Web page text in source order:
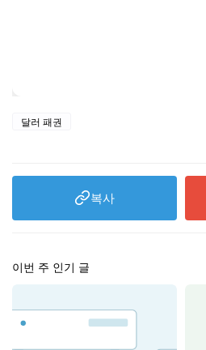
달러 패권
복사
이번 주 인기 글